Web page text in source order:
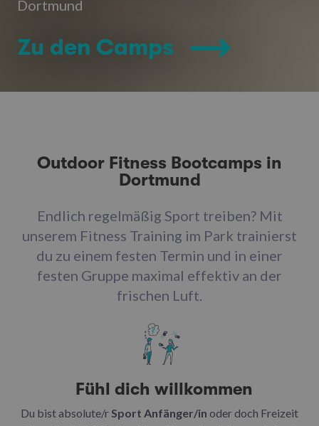
Dortmund
Zu den Camps
Outdoor Fitness Bootcamps in
Dortmund
Endlich regelmäßig Sport treiben? Mit
unserem Fitness Training im Park trainierst
du zu einem festen Termin und in einer
festen Gruppe maximal effektiv an der
frischen Luft.
Fühl dich willkommen
Du bist absolute/r Sport Anfänger/in oder doch Freizeit